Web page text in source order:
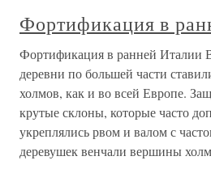
Фортификация в
Фортификация в ранней Италии
деревни по большей части
холмов, как и во всей Европе.
крутые склоны, которые часто
укреплялись рвом и валом с
деревушек венчали вершины